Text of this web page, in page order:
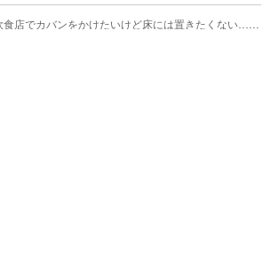
食店でカバンをかけたいけど床には置きたくない…
んな時に使えるアイテムとは？